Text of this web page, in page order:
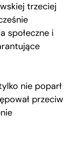
trzeciej
społeczne i
nie poparł
przeciw